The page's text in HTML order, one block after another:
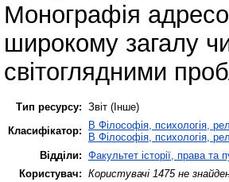
Монографія
широкому загалу
світоглядними
Тип ресурсу: Звіт (Інше)
Класифікатор:
B Філософія, психологія,
B Філософія, психологія,
Відділи: Факультет історії, права та
Користувач: Користувачі 1475 не